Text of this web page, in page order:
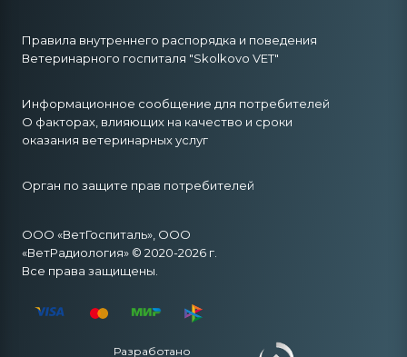
Правила внутреннего распорядка и поведения
Ветеринарного госпиталя "Skolkovo VET"
Информационное сообщение для потребителей
О факторах, влияющих на качество и сроки
оказания ветеринарных услуг
Орган по защите прав потребителей
ООО «ВетГоспиталь», ООО
«ВетРадиология» © 2020-2026 г.
Все права защищены.
Разработано